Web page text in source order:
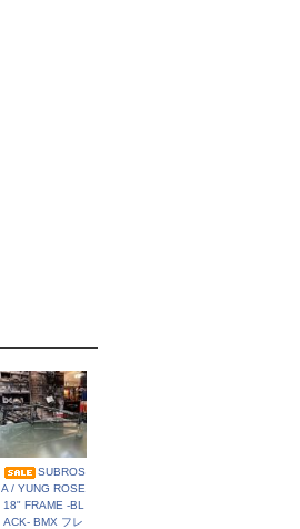
SUBROS
A / YUNG ROSE
18" FRAME -BL
ACK- BMX フレ